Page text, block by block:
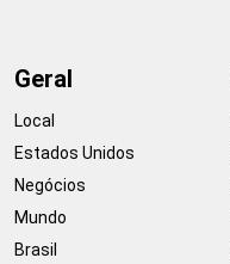
Geral
Local
Estados Unidos
Negócios
Mundo
Brasil